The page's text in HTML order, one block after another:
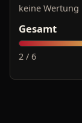
keine Wertung
Gesamt
2 / 6